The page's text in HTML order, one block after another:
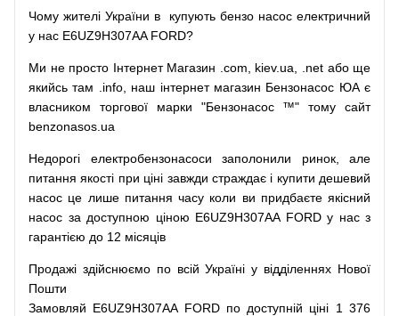
Чому жителі України в купують бензо насос електричний
у нас E6UZ9H307AA FORD?
Ми не просто Інтернет Магазин .com kiev.ua .net або ще
якийсь там .info, наш інтернет магазин Бензонасос ЮА є
власником
торгової марки "Бензонасос ™" тому
сайт
benzonasos.ua
Недорогі електробензонасоси заполонили ринок,
але
питання якості при ціні завжди страждає і купити дешевий
насос це лише питання часу коли ви придбаєте якісний
насос за доступною ціною E6UZ9H307AA FORD у нас з
гарантією до 12 місяців
Продажі здійснюємо по всій Україні у відділеннях Нової
Пошти
Замовляй E6UZ9H307AA FORD по доступній ціні 1 376